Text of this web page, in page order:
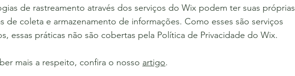
de rastreamento através dos serviços do Wix podem ter suas próprias
de coleta e armazenamento de informações. Como esses são serviços
essas práticas não são cobertas pela Política de Privacidade do Wix.
mais a respeito, confira o nosso artigo.